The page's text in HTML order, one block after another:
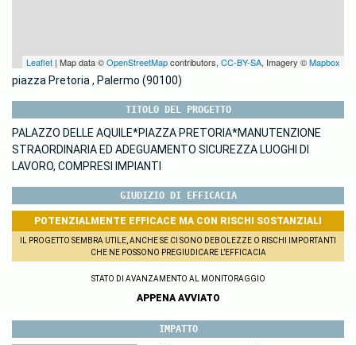
Leaflet | Map data ©OpenStreetMapcontributors, CC-BY-SA, Imagery ©Mapbox
piazza Pretoria , Palermo (90100)
TITOLO DEL PROGETTO
PALAZZO DELLE AQUILE*PIAZZA PRETORIA*MANUTENZIONE
STRAORDINARIA ED ADEGUAMENTO SICUREZZA LUOGHI DI
LAVORO, COMPRESI IMPIANTI
GIUDIZIO DI EFFICACIA
POTENZIALMENTE EFFICACE MA CON RISCHI SOSTANZIALI
IL PROGETTO SEMBRA UTILE, ANCHE SE CI SONO DEBOLEZZE O RISCHI IMPORTANTI
CHE NE POSSONO PREGIUDICARE L’EFFICACIA
STATO DI AVANZAMENTO AL MONITORAGGIO
APPENA AVVIATO
IMPATTO